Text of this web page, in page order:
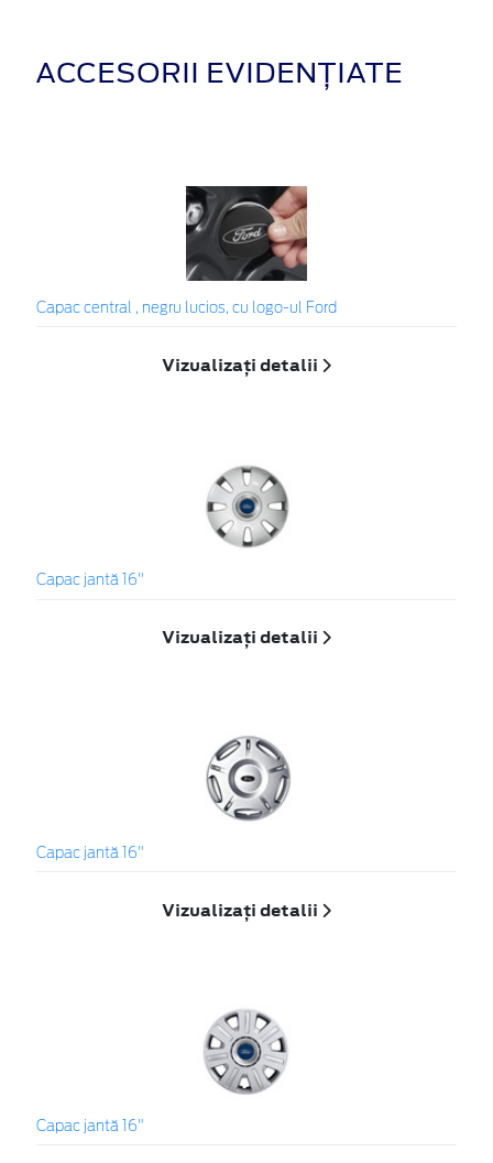
ACCESORII EVIDENȚIATE
Capac central , negru lucios, cu logo-ul Ford
Vizualizați detalii
Capac jantă 16"
Vizualizați detalii
Capac jantă 16"
Vizualizați detalii
Capac jantă 16"